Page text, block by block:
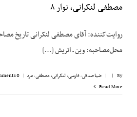
مصطفی لنکرانی، نوار ۸
محل‌مصاحبه: وین ـ اتریش [...]
By
|
| ضیا صدقی,فارسی,لنکرانی، مصطفی,مرد |
0 Comments
Read More